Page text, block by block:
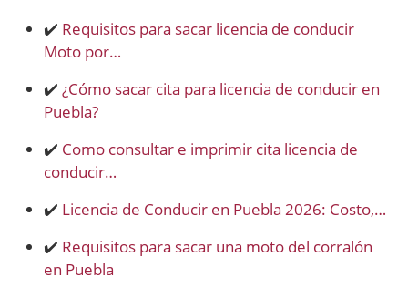
✔️ Requisitos para sacar licencia de conducir
Moto por…
✔️ ¿Cómo sacar cita para licencia de conducir en
Puebla?
✔️ Como consultar e imprimir cita licencia de
conducir…
✔️ Licencia de Conducir en Puebla 2026: Costo,…
✔️ Requisitos para sacar una moto del corralón
en Puebla